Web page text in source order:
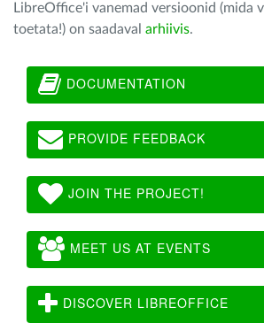
LibreOffice'i vanemad versioonid (mida
toetata!) on saadaval arhiivis.
DOCUMENTATION
PROVIDE FEEDBACK
JOIN THE PROJECT!
MEET US AT EVENTS
DISCOVER LIBREOFFICE